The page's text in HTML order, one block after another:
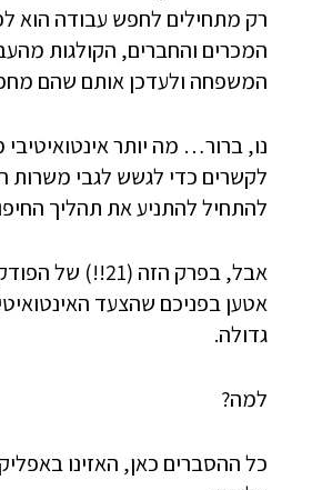
רק מתחילים לחפש עבודה הוא
המכרים והחברים, הקולגות
המשפחה ולעדכן אותם שהם
נו, ברור… מה יותר
לקשרים כדי לגשש לגבי משרות
להתחיל להתניע את תהליך
אבל, בפרק הזה
אטען בפניכם שהצעד
גדולה.
למה?
כל ההסברים כאן, האזינו